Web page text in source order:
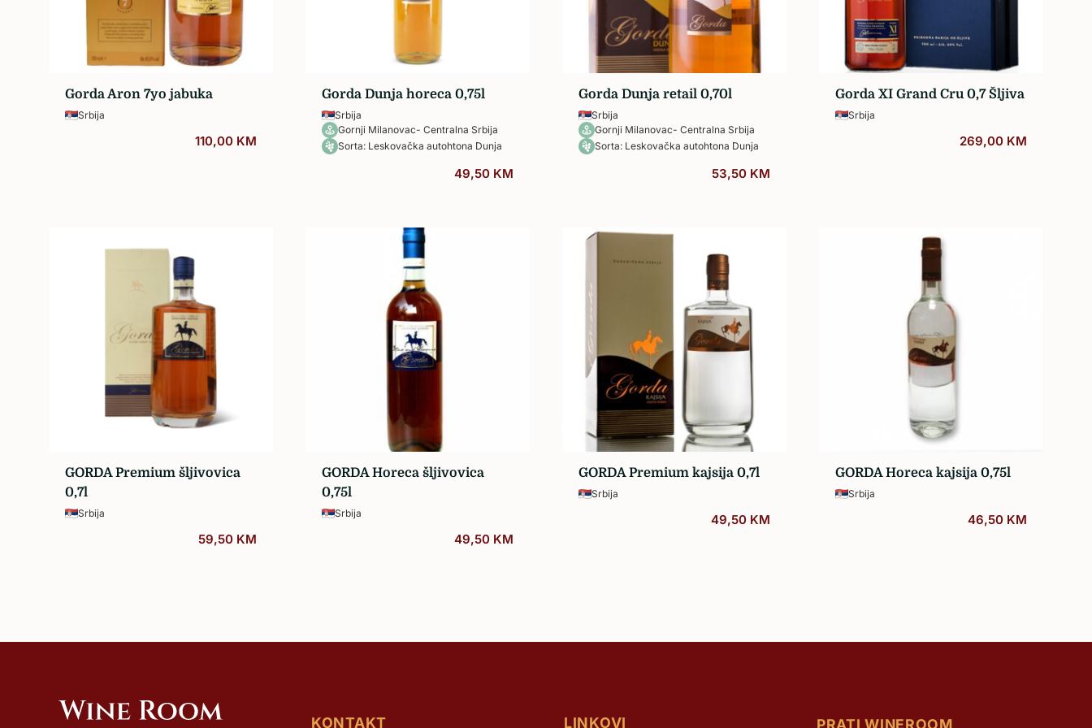
Sva vina… Žilavka
Gorda Aron 7yo jabuka
Srbija
110,00 KM
Gorda Dunja horeca 0,75l
Srbija
Gornji Milanovac- Centralna Srbija
Sorta: Leskovačka autohtona Dunja
49,50 KM
Gorda Dunja retail 0,70l
Srbija
Gornji Milanovac- Centralna Srbija
Sorta: Leskovačka autohtona Dunja
53,50 KM
Gorda XI Grand Cru 0,7 Šljiva
Srbija
269,00 KM
GORDA Premium šljivovica
0,7l
Srbija
59,50 KM
GORDA Horeca šljivovica
0,75l
Srbija
49,50 KM
GORDA Premium kajsija 0,7l
Srbija
49,50 KM
GORDA Horeca kajsija 0,75l
Srbija
46,50 KM
KONTAKT LINKOVI